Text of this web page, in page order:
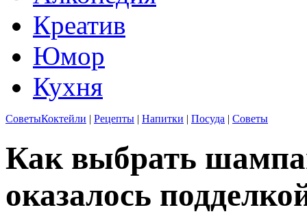
Креатив
Юмор
Кухня
СоветыКоктейли | Рецепты | Напитки | Посуда | Советы
Как выбрать
оказалось